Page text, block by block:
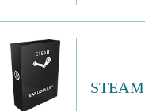
STEAM